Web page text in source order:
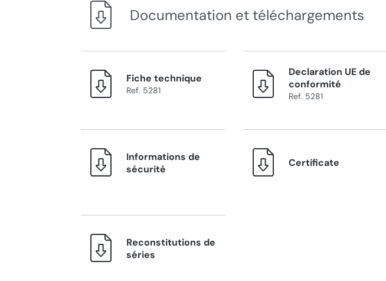
Documentation et téléchargements
Fiche technique
Ref. 5281
Declaration UE de
conformité
Ref. 5281
Informations de
sécurité
Certificate
Reconstitutions de
séries